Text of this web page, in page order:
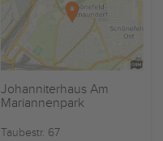
Johanniterhaus Am
Mariannenpark
Taubestr. 67